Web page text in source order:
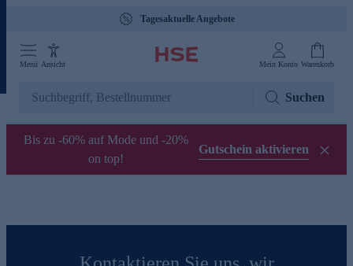
Tagesaktuelle Angebote
Menü Ansicht Mein Konto Warenkorb
Suchen
Bis zu -60% auf Mode und -20%
on top!
Gutschein aktivieren